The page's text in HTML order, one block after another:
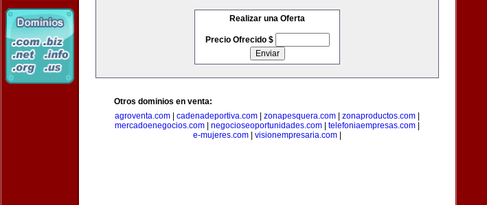
Realizar una Oferta
Precio Ofrecido $
Otros dominios en venta:
agroventa.com
cadenadeportiva.com zonapesquera.com zonaproductos.com
mercadoenegocios.com
negocioseoportunidades.com telefoniaempresas.com
e-mujeres.com
visionempresaria.com